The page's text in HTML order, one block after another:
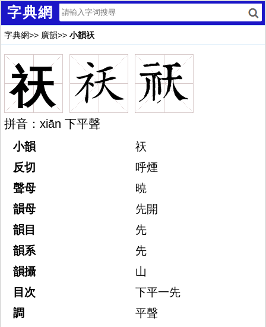
字典網
字典網>> 廣韻>> 小韻祆
祆
拼音：xiān 下平聲
小韻
祆
反切
呼煙
聲母
曉
韻母
先開
韻目
先
韻系
先
韻攝
山
目次
下平一先
調
平聲